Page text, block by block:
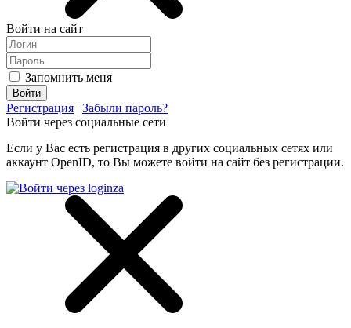
Войти на сайт
Запомнить меня
Регистрация | Забыли пароль?
Войти через социальные сети
Если у Вас есть регистрация в других социальных сетях или
аккаунт OpenID, то Вы можете войти на сайт без регистрации.